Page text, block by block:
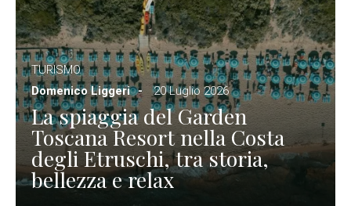
TURISMO
Domenico Liggeri
20 Luglio 2026
La spiaggia del Garden
Toscana Resort nella Costa
degli Etruschi, tra storia,
bellezza e relax